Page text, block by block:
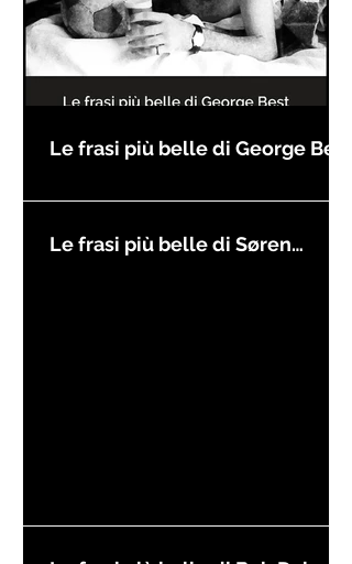
Le frasi più belle di George Best
Le frasi più belle di Søren